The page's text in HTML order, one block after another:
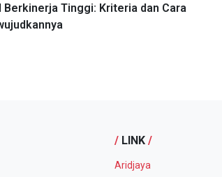
Berkinerja Tinggi: Kriteria dan Cara
/ LINK /
Aridjaya